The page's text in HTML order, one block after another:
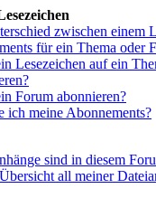
zwischen einem
für ein Thema oder
Lesezeichen auf ein
Forum abonnieren?
ich meine Abonnements?
sind in diesem
all meiner